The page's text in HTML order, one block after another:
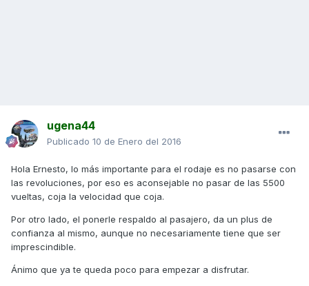
ugena44
Publicado 10 de Enero del 2016
Hola Ernesto, lo más importante para el rodaje es no pasarse con
las revoluciones, por eso es aconsejable no pasar de las 5500
vueltas, coja la velocidad que coja.
Por otro lado, el ponerle respaldo al pasajero, da un plus de
confianza al mismo, aunque no necesariamente tiene que ser
imprescindible.
Ánimo que ya te queda poco para empezar a disfrutar.